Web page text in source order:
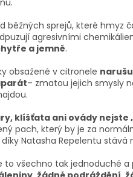
běžných sprejů, které hmyz
agresivními
a jemně.
obsažené v citronele
– zmatou jejich smysly
klíšťata ani ovády nejste
pach, který by je za
díky Natasha Repelentu stává
to všechno tak jednoduché a